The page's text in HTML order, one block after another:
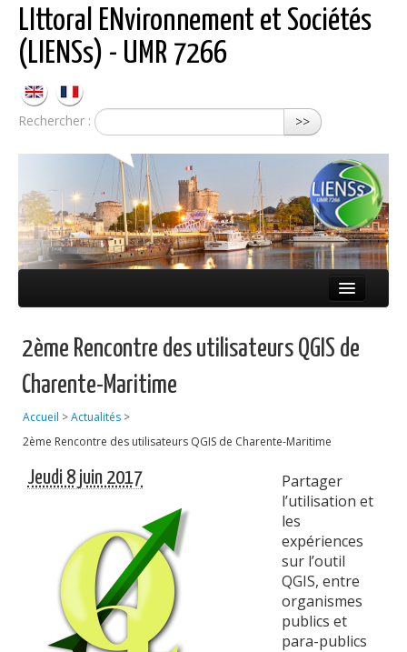
LIttoral ENvironnement et Sociétés
(LIENSs) - UMR 7266
Rechercher : >>
Équipes
Réseaux
Publications
Emplois/Stages/Formations
Science pour tou·te·s
Actualités
2ème Rencontre des utilisateurs QGIS de
Charente-Maritime
Accueil >Actualités >
2ème Rencontre des utilisateurs QGIS de Charente-Maritime
Jeudi 8 juin 2017
Partager
l’utilisation et
les
expériences
sur l’outil
QGIS, entre
organismes
publics et
para-publics